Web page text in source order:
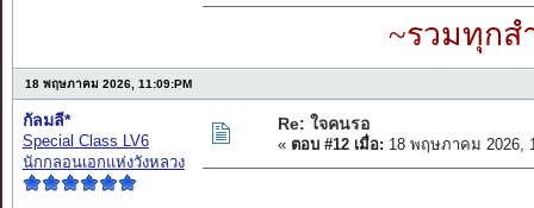
~รวมทุกส
18 พฤษภาคม 2026, 11:09:PM
กัลมลี*
Special Class LV6
นักกลอนเอกแห่งวังหลวง
Re: ใจคนรอ
« ตอบ #12 เมื่อ: 18 พฤษภาคม 2026,